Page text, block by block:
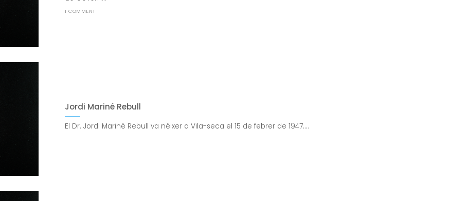
1 COMMENT
Jordi Mariné Rebull
El Dr. Jordi Mariné Rebull va néixer a Vila-seca el 15 de febrer de 1947....